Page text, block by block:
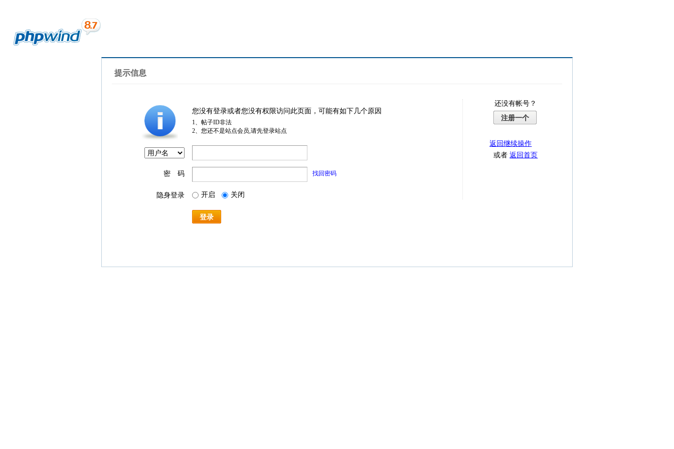
提示信息
您没有登录或者您没有权限访问此页面，可能有如下几个原因
1、帖子ID非法
2、您还不是站点会员,请先登录站点
密 码 找回密码
隐身登录 开启 关闭
登录
还没有帐号？
注册一个
返回继续操作
或者返回首页